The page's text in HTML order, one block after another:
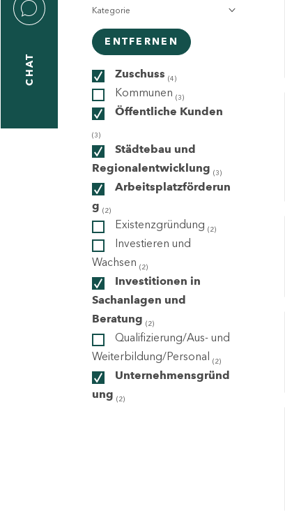
CHAT
Kategorie
ENTFERNEN
Zuschuss (4)
Kommunen (3)
Öffentliche Kunden
(3)
Städtebau und
Regionalentwicklung (3)
Arbeitsplatzförderun
g (2)
Existenzgründung (2)
Investieren und
Wachsen (2)
Investitionen in
Sachanlagen und
Beratung (2)
Qualifizierung/Aus- und
Weiterbildung/Personal (2)
Unternehmensgründ
ung (2)